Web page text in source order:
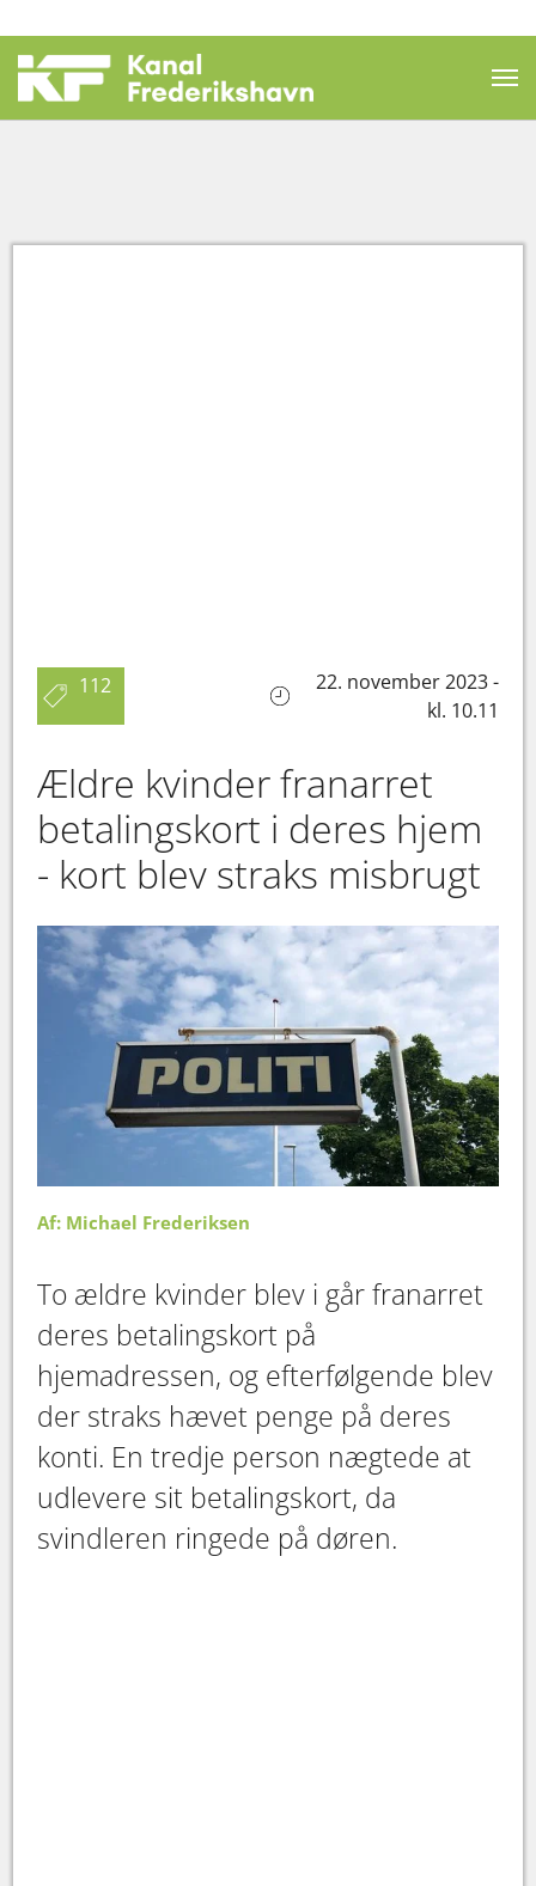
112
22. november 2023 -
kl. 10.11
Ældre kvinder franarret
betalingskort i deres hjem
- kort blev straks misbrugt
Af: Michael Frederiksen
To ældre kvinder blev i går franarret
deres betalingskort på
hjemadressen, og efterfølgende blev
der straks hævet penge på deres
konti. En tredje person nægtede at
udlevere sit betalingskort, da
svindleren ringede på døren.